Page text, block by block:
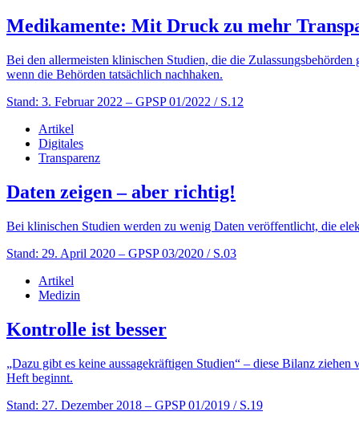
Medikamente: Mit Druck zu mehr
Bei den allermeisten klinischen Studien, die die
wenn die Behörden tatsächlich nachhaken.
Stand: 3. Februar 2022 – GPSP 01/2022 / S.12
Artikel
Digitales
Transparenz
Daten zeigen – aber richtig!
Bei klinischen Studien werden zu wenig Daten veröffentlicht, die
Stand: 29. April 2020 – GPSP 03/2020 / S.03
Artikel
Medizin
Kontrolle ist besser
„Dazu gibt es keine aussagekräftigen Studien“ – diese Bilanz
Heft beginnt.
Stand: 27. Dezember 2018 – GPSP 01/2019 / S.19